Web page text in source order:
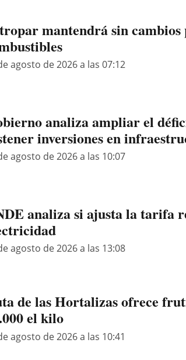
mantendrá sin cambios
agosto de 2026 a las 07:12
analiza ampliar el
inversiones en
agosto de 2026 a las 10:07
analiza si ajusta la tarifa
agosto de 2026 a las 13:08
de las Hortalizas ofrece
el kilo
agosto de 2026 a las 10:41